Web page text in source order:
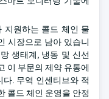
지원하는 콜드 체인 물
시장으로 남아 있습니
생태계, 냉동 및 신선
이 부문의 제약 유통에
. 무역 인센티브와 적
콜드 체인 운영을 안정